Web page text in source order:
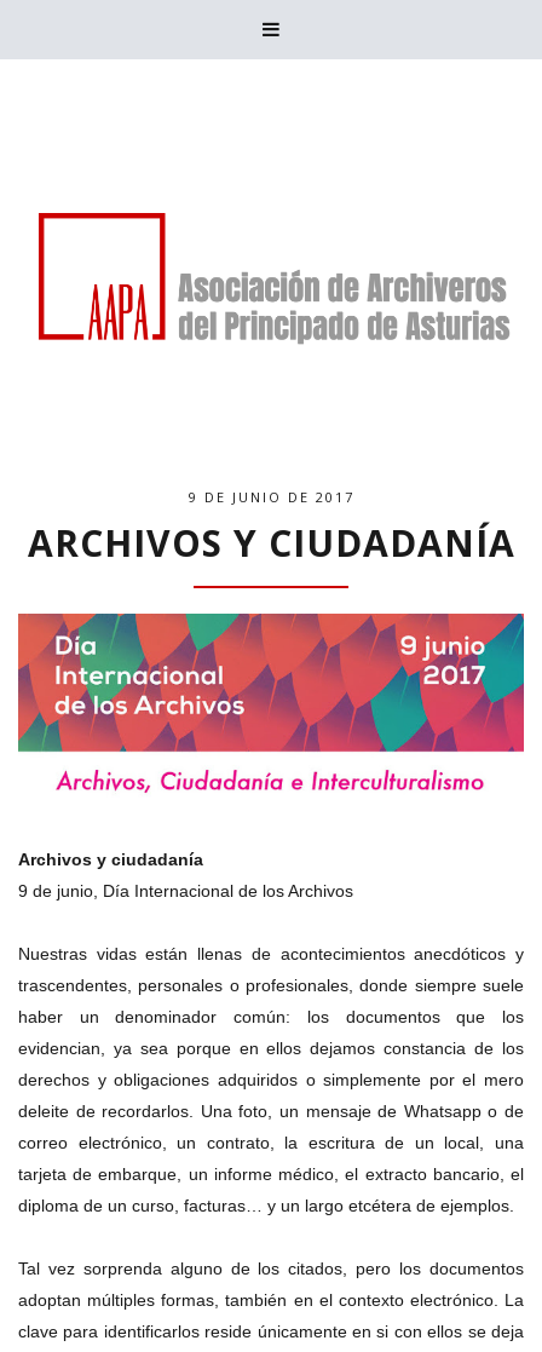

9 DE JUNIO DE 2017
ARCHIVOS Y CIUDADANÍA
Archivos y ciudadanía
9 de junio, Día Internacional de los Archivos
Nuestras vidas están llenas de acontecimientos anecdóticos y
trascendentes, personales o profesionales, donde siempre suele
haber un denominador común: los documentos que los
evidencian, ya sea porque en ellos dejamos constancia de los
derechos y obligaciones adquiridos o simplemente por el mero
deleite de recordarlos. Una foto, un mensaje de Whatsapp o de
correo electrónico, un contrato, la escritura de un local, una
tarjeta de embarque, un informe médico, el extracto bancario, el
diploma de un curso, facturas… y un largo etcétera de ejemplos.
Tal vez sorprenda alguno de los citados, pero los documentos
adoptan múltiples formas, también en el contexto electrónico. La
clave para identificarlos reside únicamente en si con ellos se deja